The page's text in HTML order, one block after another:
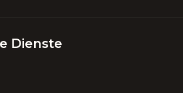
Dienste